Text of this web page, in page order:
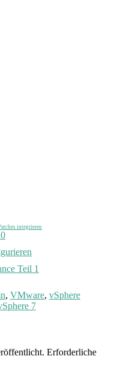
integrieren
Teil 1
, VMware, vSphere
7
Erforderliche